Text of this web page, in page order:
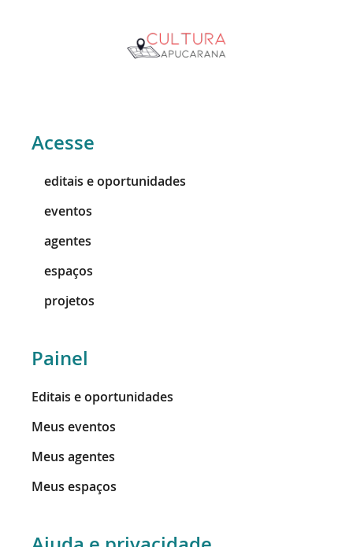
Acesse
editais e oportunidades
eventos
agentes
espaços
projetos
Painel
Editais e oportunidades
Meus eventos
Meus agentes
Meus espaços